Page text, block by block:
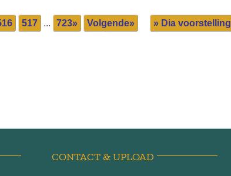
517 ... 723» Volgende» » Dia voorstelling
CONTACT & UPLOAD